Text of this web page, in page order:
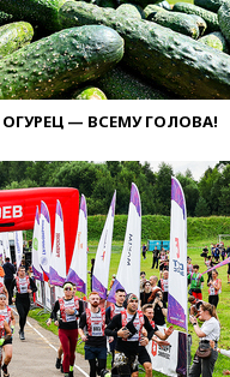
— ВСЕМУ ГОЛОВА!